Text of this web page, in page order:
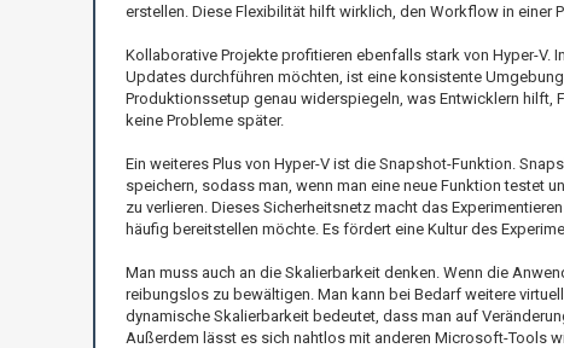
erstellen. Diese Flexibilität hilft wirklich, den Workflow in einer
Kollaborative Projekte profitieren ebenfalls stark von Hyper-V.
Updates durchführen möchten, ist eine konsistente
Produktionssetup genau widerspiegeln, was Entwicklern hilft,
keine Probleme später.
Ein weiteres Plus von Hyper-V ist die Snapshot-Funktion.
speichern, sodass man, wenn man eine neue Funktion testet
zu verlieren. Dieses Sicherheitsnetz macht das
häufig bereitstellen möchte. Es fördert eine Kultur des
Man muss auch an die Skalierbarkeit denken. Wenn die
reibungslos zu bewältigen. Man kann bei Bedarf weitere
dynamische Skalierbarkeit bedeutet, dass man auf
Außerdem lässt es sich nahtlos mit anderen Microsoft-Tools